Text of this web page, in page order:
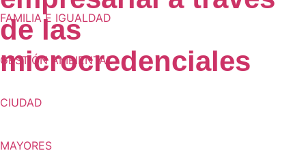
FAMILIA E IGUALDAD
GESTIÓN AMBIENTAL
CIUDAD
MAYORES
de las
microcredenciales